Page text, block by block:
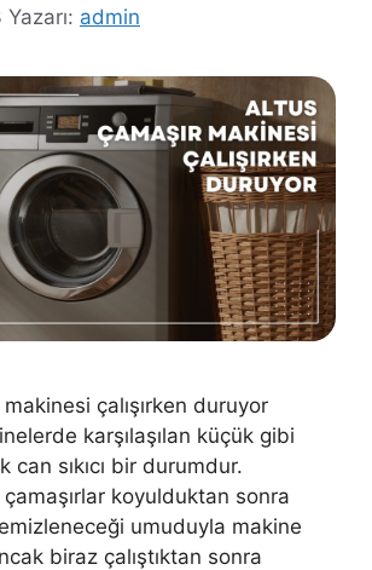
Yazarı: admin
çalışırken duruyor
karşılaşılan küçük gibi
can sıkıcı bir durumdur.
koyulduktan sonra
umuduyla makine
biraz çalıştıktan sonra